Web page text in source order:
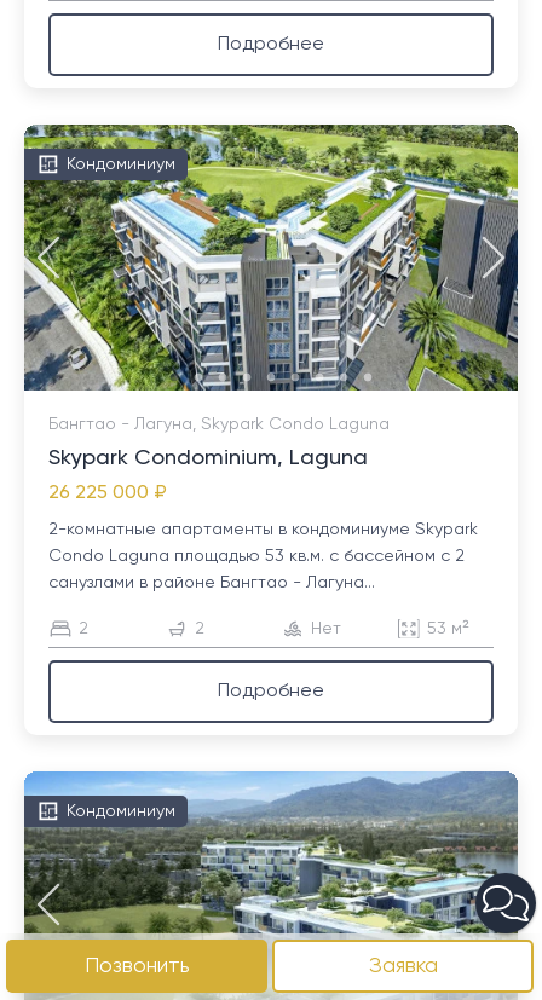
Подробнее
Кондоминиум
Бангтао - Лагуна, Skypark Condo Laguna
Skypark Condominium, Laguna
26 225 000 ₽
2-комнатные апартаменты в кондоминиуме Skypark
Condo Laguna площадью 53 кв.м. с бассейном с 2
санузлами в районе Бангтао - Лагуна...
2 2 Нет 53 м²
Подробнее
Кондоминиум
Позвонить Заявка